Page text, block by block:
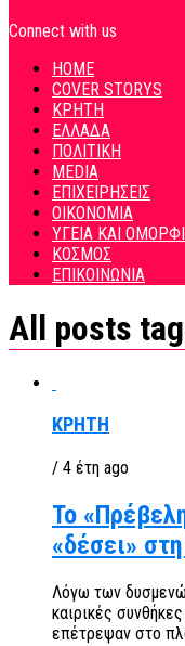
Connect with us
HOME
COVER STORYS
ΚΡΗΤΗ
ΕΛΛΑΔΑ
ΠΟΛΙΤΙΚΗ
MEDIA
ΕΠΙΧΕΙΡΗΣΕΙΣ
ΟΙΚΟΝΟΜΙΑ
ΥΓΕΙΑ ΚΑΙ
ΚΟΣΜΟΣ
ΕΠΙΚΟΙΝΩΝΙΑ
All posts
ΚΡΗΤΗ
/ 4 έτη ago
Το
«δέσει»
Λόγω των
καιρικές
επέτρεψαν στο